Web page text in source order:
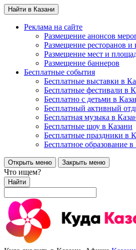
Найти в Казани
Реклама на сайте
Размещение анонсов
Размещение ресторанов и
Размещение мест и
Размещение баннеров
Бесплатные события
Бесплатные выставки в
Бесплатные фестивали в
Бесплатно с детьми в
Бесплатный активный
Бесплатная музыка в
Бесплатные шоу в Казани
Бесплатные праздники в
Бесплатное образование в
Открыть меню Закрыть меню
Что ищем?
Найти